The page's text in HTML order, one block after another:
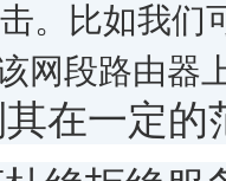
。比如我们
网段路由器
在一定的